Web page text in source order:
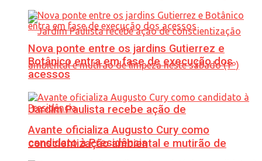
Jardim Paulista recebe ação de
conscientização ambiental e mutirão de
Nova ponte entre os jardins Gutierrez e
Botânico entra em fase de execução dos
acessos
Avante oficializa Augusto Cury como
candidato à Presidência